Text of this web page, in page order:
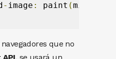
- image : paint (
que no